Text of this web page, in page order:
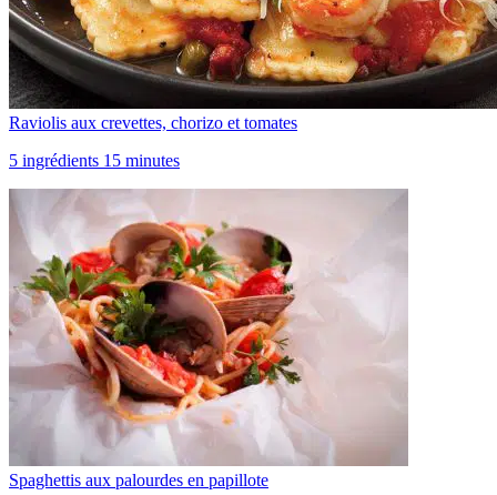
Raviolis aux crevettes, chorizo et tomates
5 ingrédients 15 minutes
Spaghettis aux palourdes en papillote